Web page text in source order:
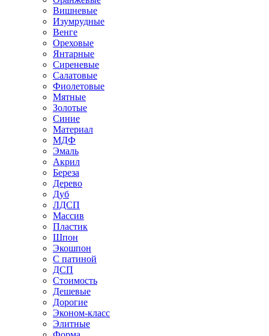
Вишневые
Изумрудные
Венге
Ореховые
Янтарные
Сиреневые
Салатовые
Фиолетовые
Мятные
Золотые
Синие
Материал
МДФ
Эмаль
Акрил
Береза
Дерево
Дуб
ЛДСП
Массив
Пластик
Шпон
Экошпон
С патиной
ДСП
Стоимость
Дешевые
Дорогие
Эконом-класс
Элитные